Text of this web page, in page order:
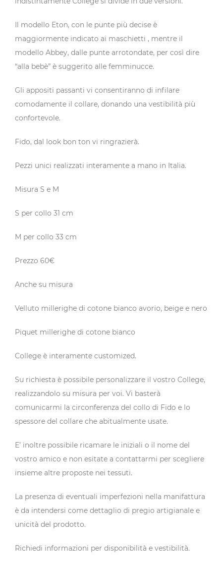
Il modello Eton, con le punte più decise è
maggiormente indicato ai maschietti , mentre il
modello Abbey, dalle punte arrotondate, per così dire
“alla bebè” è suggerito alle femminucce.
Gli appositi passanti vi consentiranno di infilare
comodamente il collare, donando una vestibilità più
confortevole.
Fido, dal look bon ton vi ringrazierà.
Pezzi unici realizzati interamente a mano in Italia.
Misura S e M
S per collo 31 cm
M per collo 33 cm
Prezzo 60€
Anche su misura
Velluto millerighe di cotone bianco avorio, beige e nero
Piquet millerighe di cotone bianco
College è interamente customized.
Su richiesta è possibile personalizzare il vostro College,
realizzandolo su misura per voi. Vi basterà
comunicarmi la circonferenza del collo di Fido e lo
spessore del collare che abitualmente usate.
E’ inoltre possibile ricamare le iniziali o il nome del
vostro amico e non esitate a contattarmi per scegliere
insieme altre proposte nei tessuti.
La presenza di eventuali imperfezioni nella manifattura
è da intendersi come dettaglio di pregio artigianale e
unicità del prodotto.
Richiedi informazioni per disponibilità e vestibilità.